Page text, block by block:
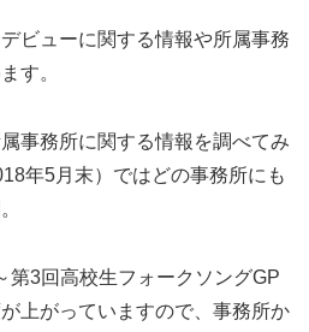
ビューに関する情報や所属事務
す。
事務所に関する情報を調べてみ
年5月末）ではどの事務所にも
第3回高校生フォークソングGP
上がっていますので、事務所か